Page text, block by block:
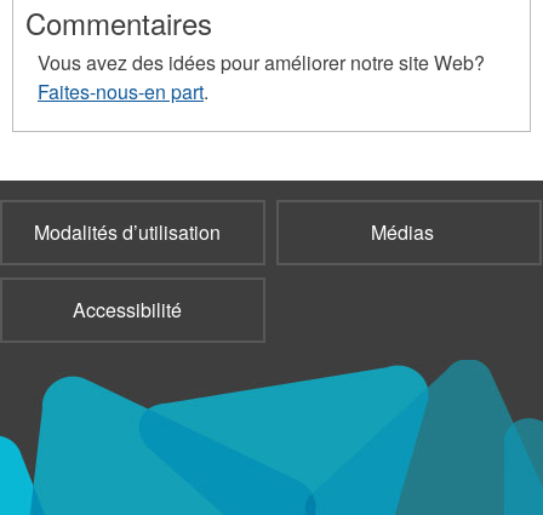
Commentaires
Vous avez des idées pour améliorer notre site Web?
Faites-nous-en part.
Modalités d’utilisation Médias
Accessibilité